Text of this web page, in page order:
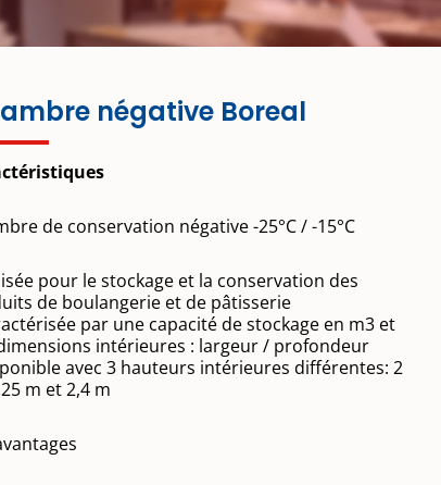
négative Boreal
de conservation négative -25°C / -15°C
pour le stockage et la conservation des
de boulangerie et de pâtisserie
par une capacité de stockage en m3 et
intérieures : largeur / profondeur
avec 3 hauteurs intérieures différentes: 2
m et 2,4 m